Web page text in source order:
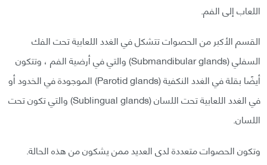
اللعاب إلى الفم.
القسم الأكبر من الحصوات تتشكل في الغدد اللعابية تحت الفك
السفلي (Submandibular glands) والتي في أرضية الفم ، وتتكون
أيضًا بقلة في الغدد النكفية (Parotid glands) الموجودة في الخدود أو
في الغدد اللعابية تحت اللسان (Sublingual glands) والتي تكون تحت
اللسان.
وتكون الحصوات متعددة لدى العديد ممن يشكون من هذه الحالة.